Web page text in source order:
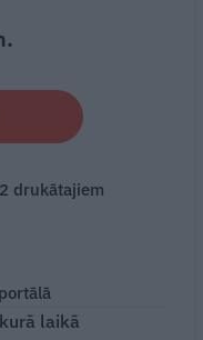
drukātajiem
laikā